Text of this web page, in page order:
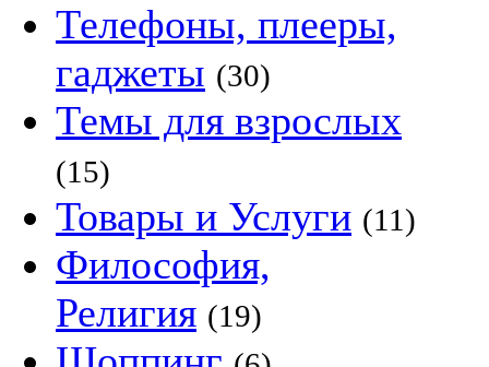
Телефоны, плееры,
гаджеты (30)
Темы для взрослых
(15)
Товары и Услуги (11)
Философия,
Религия (19)